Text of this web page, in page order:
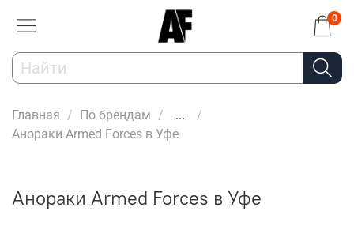
0
Главная По брендам
...
Анораки Armed Forces в Уфе
Анораки Armed Forces в Уфе